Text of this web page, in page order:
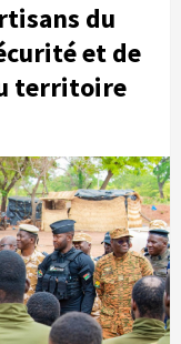
du
et de
territoire